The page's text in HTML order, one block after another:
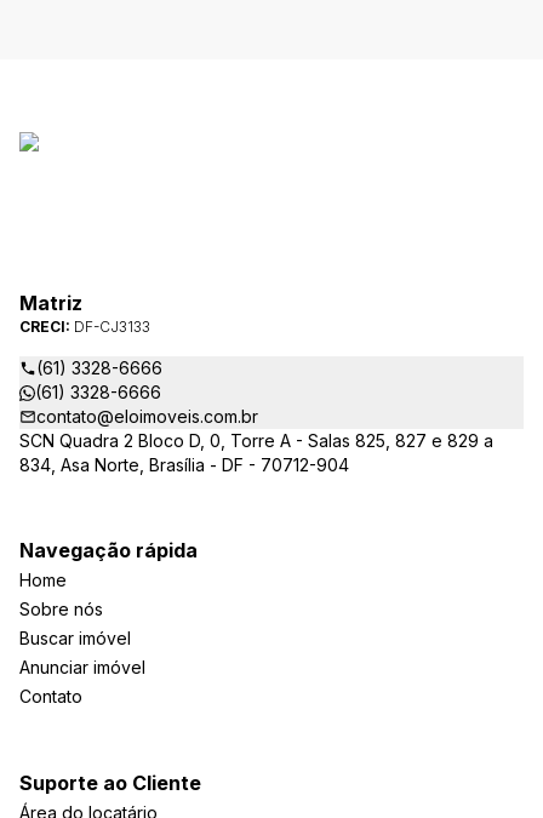
Matriz
CRECI: DF-CJ3133
(61) 3328-6666
(61) 3328-6666
contato@eloimoveis.com.br
SCN Quadra 2 Bloco D, 0, Torre A - Salas 825, 827 e 829 a
834, Asa Norte, Brasília - DF - 70712-904
Navegação rápida
Home
Sobre nós
Buscar imóvel
Anunciar imóvel
Contato
Suporte ao Cliente
Área do locatário